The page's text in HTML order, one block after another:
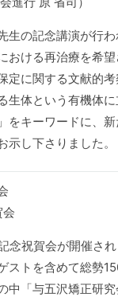
生の記念講演が行
おける再治療を希
定に関する文献的
生体という有機体
をキーワードに、
示し下さりました。
念祝賀会が開催さ
ストを含めて総勢
中「与五沢矯正研